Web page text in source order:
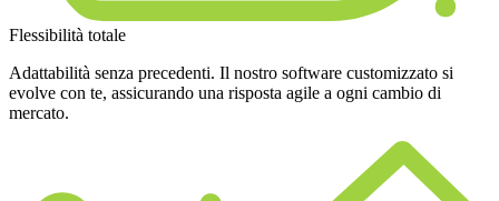
Flessibilità totale
Adattabilità senza precedenti. Il nostro software customizzato si
evolve con te, assicurando una risposta agile a ogni cambio di
mercato.